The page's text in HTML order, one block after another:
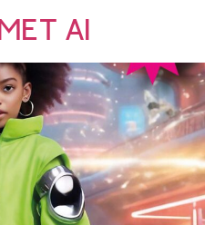
AI